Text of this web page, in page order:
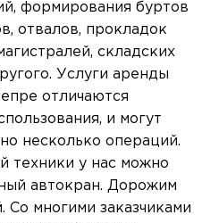
формирования буртов
отвалов, прокладок
складских
Услуги аренды
отличаются
и могут
несколько операций.
техники у нас можно
автокран. Дорожим
Со многими заказчиками